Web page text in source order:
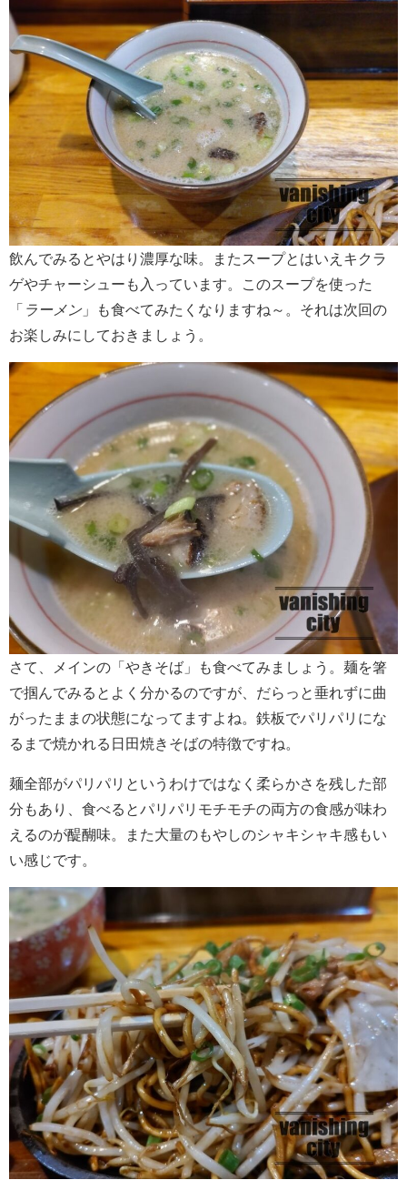
飲んでみるとやはり濃厚な味。またスープとはいえキクラ
ゲやチャーシューも入っています。このスープを使った
「 ラーメン」も食べてみたくなりますね～。それは次回の
お楽しみにしておきましょう。
さて、メインの「やきそば」も食べてみましょう。麺を箸
で掴んでみるとよく分かるのですが、だらっと垂れずに曲
がったままの状態になってますよね。鉄板でパリパリにな
るまで焼かれる日田焼きそばの特徴ですね。
麺全部がパリパリというわけではなく柔らかさを残した部
分もあり、食べるとパリパリモチモチの両方の食感が味わ
えるのが醍醐味。また大量のもやしのシャキシャキ感もい
い感じです。